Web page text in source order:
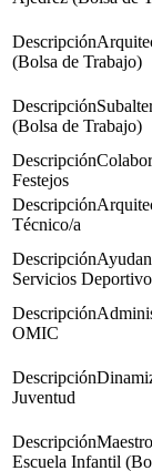
(Bolsa de Trabajo)
(Bolsa de Trabajo)
Festejos
Técnico/a
Servicios
OMIC
Juventud
Escuela Infantil